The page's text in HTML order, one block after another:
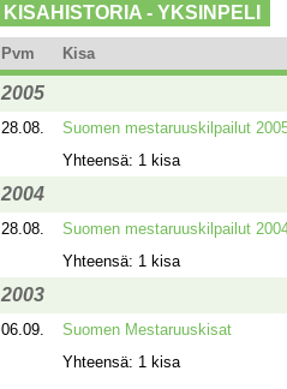
KISAHISTORIA - YKSINPELI
Pvm Kisa
2005
28.08.
Suomen mestaruuskilpailut
Yhteensä: 1 kisa
2004
28.08.
Suomen mestaruuskilpailut
Yhteensä: 1 kisa
2003
06.09.
Suomen Mestaruuskisat
Yhteensä: 1 kisa